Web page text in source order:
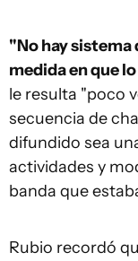
"No hay sistema
medida en que
le resulta "poco
secuencia de
difundido sea
actividades y
banda que
Rubio recordó